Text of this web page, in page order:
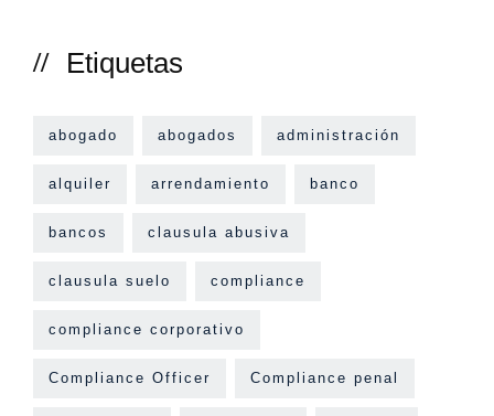
Etiquetas
abogado abogados administración
alquiler arrendamiento banco
bancos clausula abusiva
clausula suelo compliance
compliance corporativo
Compliance Officer Compliance penal